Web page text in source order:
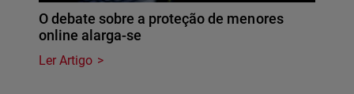
O debate sobre a proteção de menores
online alarga-se
Ler Artigo